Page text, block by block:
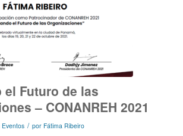
el Futuro de las
– CONANREH 2021
Eventos / por Fátima Ribeiro